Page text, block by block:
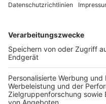
TOP-VEREINE